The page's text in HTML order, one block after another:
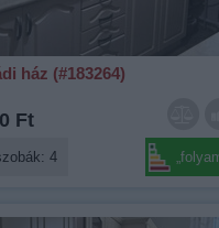
ház (#183264)
Ft
4